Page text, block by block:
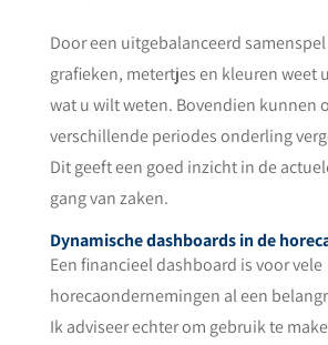
Door een uitgebalanceerd
grafieken, metertjes en kleuren weet
wat u wilt weten. Bovendien kunnen
verschillende periodes onderling
Dit geeft een goed inzicht in de
gang van zaken.
Dynamische dashboards in de
Een financieel dashboard is voor vele
horecaondernemingen al een
Ik adviseer echter om gebruik te